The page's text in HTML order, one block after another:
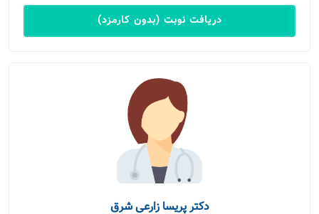
دریافت نوبت (بدون کارمزد)
دکتر پریسا زارعی شرق